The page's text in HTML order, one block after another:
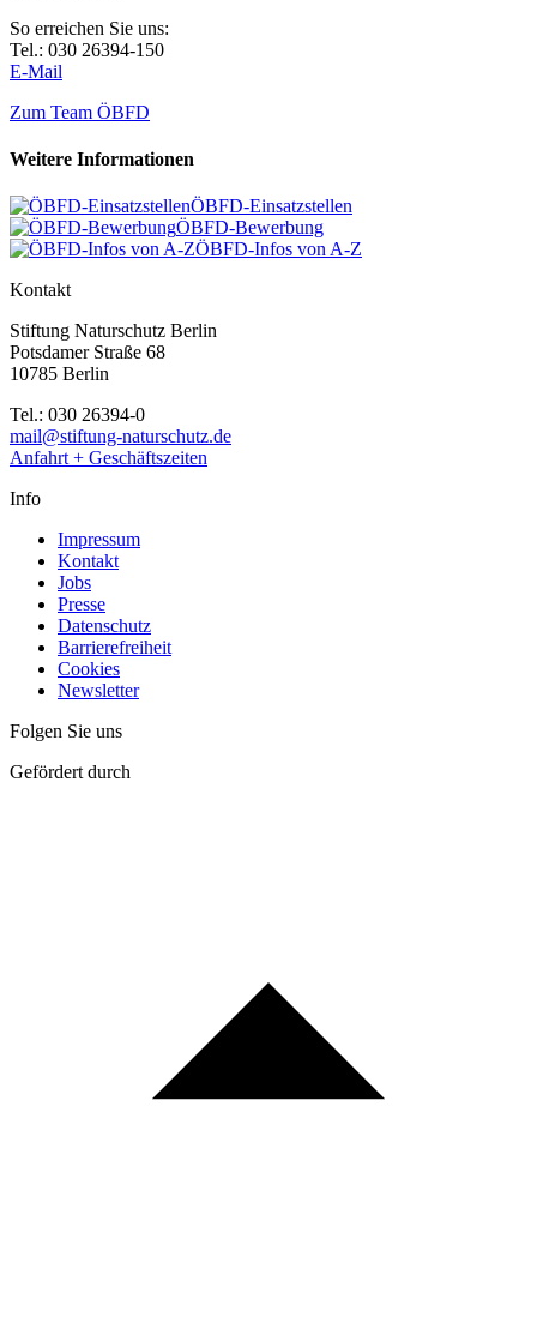
So erreichen Sie uns:
Tel.: 030 26394-150
E-Mail
Zum Team ÖBFD
Weitere Informationen
ÖBFD-Einsatzstellen
ÖBFD-Bewerbung
ÖBFD-Infos von A-Z
Kontakt
Stiftung Naturschutz Berlin
Potsdamer Straße 68
10785 Berlin
Tel.: 030 26394-0
mail@stiftung-naturschutz.de
Anfahrt + Geschäftszeiten
Info
Impressum
Kontakt
Jobs
Presse
Datenschutz
Barrierefreiheit
Cookies
Newsletter
Folgen Sie uns
Gefördert durch